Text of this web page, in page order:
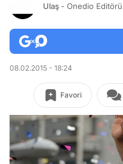
Ulaş - Onedio Editörü
08.02.2015 - 18:24
Favori